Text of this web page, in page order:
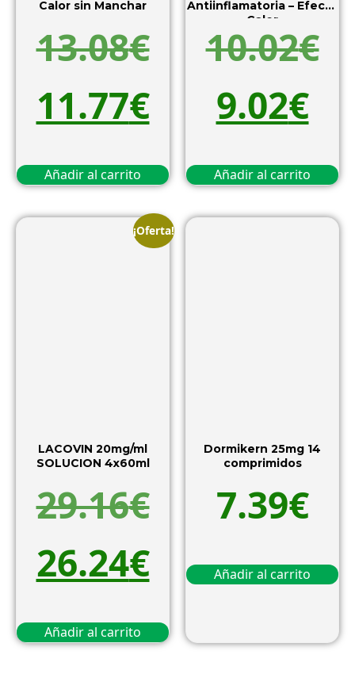
Calor sin Manchar
13.08€
11.77€
Añadir al carrito
Antiinflamatoria – Efecto
Calor
10.02€
9.02€
Añadir al carrito
¡Oferta!
LACOVIN 20mg/ml
SOLUCION 4x60ml
29.16€
26.24€
Añadir al carrito
Dormikern 25mg 14
comprimidos
7.39€
Añadir al carrito